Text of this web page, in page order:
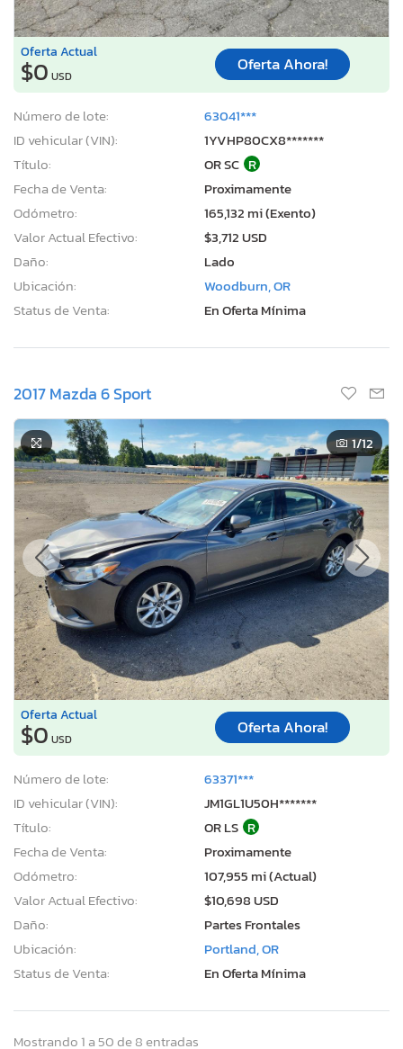
Oferta Actual
$0 USD
Oferta Ahora!
Número de lote:
63041***
ID vehicular (VIN):
1YVHP80CX8*******
Título:
OR SC R
Fecha de Venta:
Proximamente
Odómetro:
165,132 mi (Exento)
Valor Actual Efectivo:
$3,712 USD
Daño:
Lado
Ubicación:
Woodburn, OR
Status de Venta:
En Oferta Mínima
2017 Mazda 6 Sport
1/12
Oferta Actual
$0 USD
Oferta Ahora!
Número de lote:
63371***
ID vehicular (VIN):
JM1GL1U50H*******
Título:
OR LS R
Fecha de Venta:
Proximamente
Odómetro:
107,955 mi (Actual)
Valor Actual Efectivo:
$10,698 USD
Daño:
Partes Frontales
Ubicación:
Portland, OR
Status de Venta:
En Oferta Mínima
Mostrando 1 a 50 de 8 entradas